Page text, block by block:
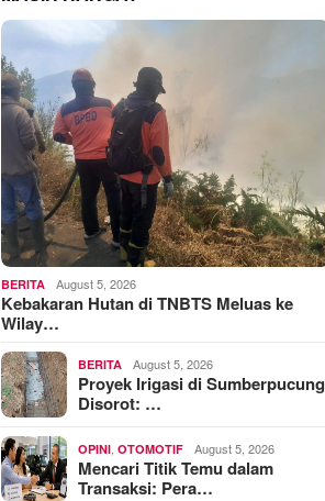
BERITA August 5, 2026
Kebakaran Hutan di TNBTS Meluas ke
Wilay…
BERITA August 5, 2026
Proyek Irigasi di Sumberpucung
Disorot: …
OPINI ,OTOMOTIF August 5, 2026
Mencari Titik Temu dalam
Transaksi: Pera…